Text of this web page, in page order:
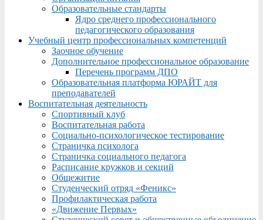
Образовательные стандарты
Ядро среднего профессионального
педагогического образования
Учебный центр профессиональных компетенций
Заочное обучение
Дополнительное профессиональное образование
Перечень программ ДПО
Образовательная платформа ЮРАЙТ для
преподавателей
Воспитательная деятельность
Спортивный клуб
Воспитательная работа
Социально-психологическое тестирование
Страничка психолога
Страничка социального педагога
Расписание кружков и секций
Общежитие
Студенческий отряд «Феникс»
Профилактическая работа
«Движение Первых»